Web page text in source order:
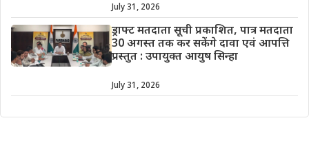
July 31, 2026
ड्राफ्ट मतदाता सूची प्रकाशित, पात्र मतदाता
30 अगस्त तक कर सकेंगे दावा एवं आपत्ति
प्रस्तुत : उपायुक्त आयुष सिन्हा
July 31, 2026